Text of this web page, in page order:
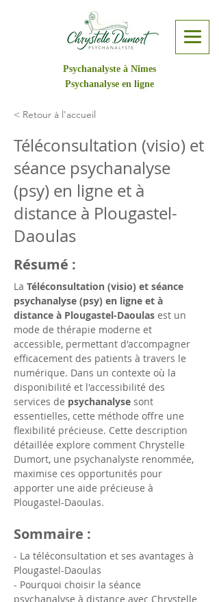
Psychanalyste à Nîmes
Psychanalyse en ligne
< Retour à l'accueil
Téléconsultation (visio) et
séance psychanalyse
(psy) en ligne et à
distance à Plougastel-
Daoulas
Résumé :
La Téléconsultation (visio) et séance
psychanalyse (psy) en ligne et à
distance à Plougastel-Daoulas est un
mode de thérapie moderne et
accessible, permettant d'accompagner
efficacement des patients à travers le
numérique. Dans un contexte où la
disponibilité et l'accessibilité des
services de psychanalyse sont
essentielles, cette méthode offre une
flexibilité précieuse. Cette description
détaillée explore comment Chrystelle
Dumort, une psychanalyste renommée,
maximise ces opportunités pour
apporter une aide précieuse à
Plougastel-Daoulas.
Sommaire :
- La téléconsultation et ses avantages à
Plougastel-Daoulas
- Pourquoi choisir la séance
psychanalyse à distance avec Chrystelle